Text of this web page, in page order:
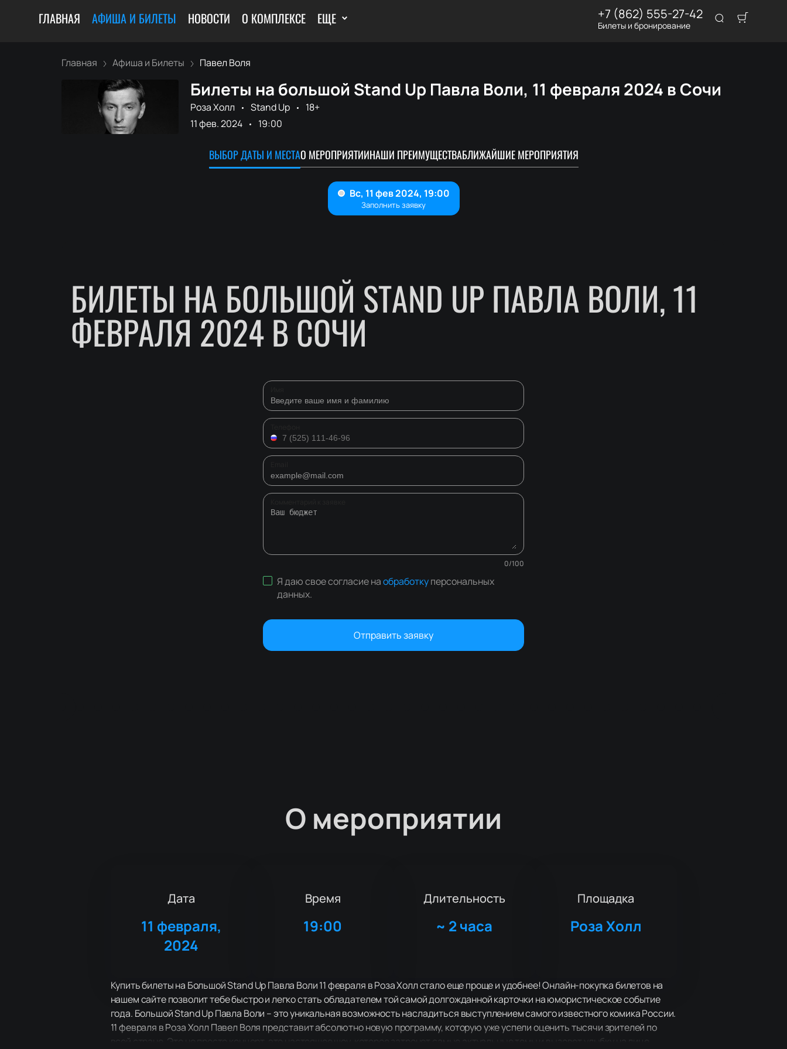
ГЛАВНАЯ АФИША И БИЛЕТЫ НОВОСТИ О КОМПЛЕКСЕ ЕЩЕ +7 (862) 555-27-42
Билеты и бронирование
Главная Афиша и Билеты Павел Воля
Билеты на большой Stand Up Павла Воли, 11 февраля 2024 в Сочи
Роза Холл Stand Up
18+
11 фев. 2024
19:00
ВЫБОР ДАТЫ И МЕСТАО МЕРОПРИЯТИИНАШИ ПРЕИМУЩЕСТВАБЛИЖАЙШИЕ МЕРОПРИЯТИЯ
БИЛЕТЫ НА БОЛЬШОЙ STAND UP ПАВЛА ВОЛИ, 11
ФЕВРАЛЯ 2024 В СОЧИ
0/100
Я даю свое согласие наобработкуперсональных
данных.
Отправить заявку
О мероприятии
Дата
11 февраля,
2024
Время
19:00
Длительность
~ 2 часа
Площадка
Роза Холл
Купить билеты на Большой Stand Up Павла Воли 11 февраля в Роза Холл стало еще проще и удобнее! Онлайн-покупка билетов на
нашем сайте позволит тебе быстро и легко стать обладателем той самой долгожданной карточки на юмористическое событие
года. Большой Stand Up Павла Воли – это уникальная возможность насладиться выступлением самого известного комика России.
11 февраля в Роза Холл Павел Воля представит абсолютно новую программу, которую уже успели оценить тысячи зрителей по
всей стране. Это не просто концерт, это настоящее шоу, которое затронет самые актуальные темы и вызовет улыбку на лице